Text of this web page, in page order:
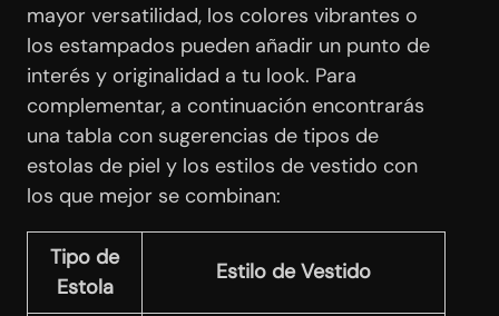
mayor versatilidad, los colores vibrantes o
los estampados pueden añadir un punto de
interés y originalidad a tu look. Para
complementar, a continuación encontrarás
una tabla con sugerencias de tipos de
estolas de piel y los estilos de vestido con
los que mejor se combinan:
Tipo de
Estola
Estilo de Vestido